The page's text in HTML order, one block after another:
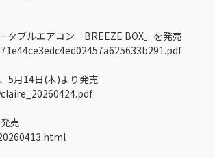
ブルエアコン「BREEZE BOX」を発売
5月14日(木)より発売
売